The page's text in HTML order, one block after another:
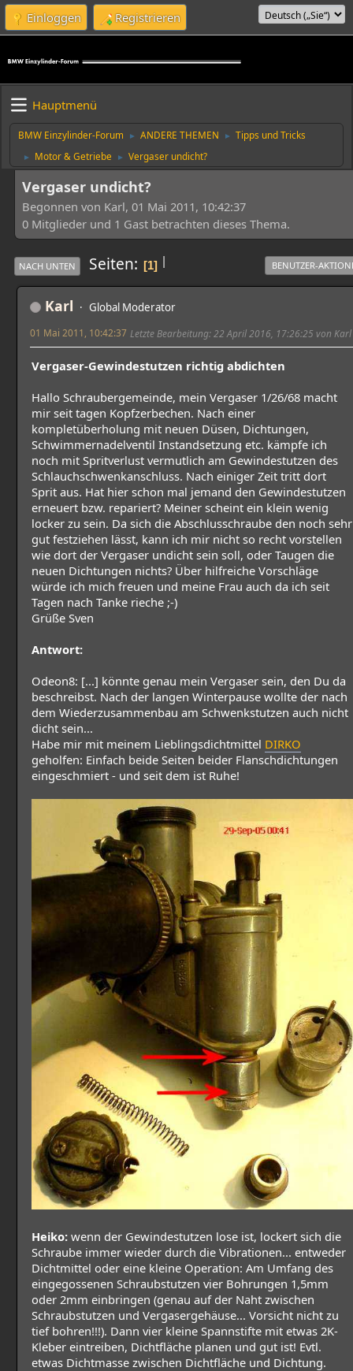
Einloggen Registrieren
Hauptmenü
BMW Einzylinder-Forum ► ANDERE THEMEN ► Tipps und Tricks
► Motor & Getriebe ► Vergaser undicht?
Vergaser undicht?
Begonnen von Karl, 01 Mai 2011, 10:42:37
0 Mitglieder und 1 Gast betrachten dieses Thema.
|
NACH UNTEN Seiten 1 BENUTZER-
Karl Global Moderator
01 Mai 2011, 10:42:37 Letzte Bearbeitung: 22 April 2016, 17:26:25 von Karl
Vergaser-Gewindestutzen richtig abdichten
Hallo Schraubergemeinde, mein Vergaser 1/26/68 macht
mir seit tagen Kopfzerbechen. Nach einer
kompletüberholung mit neuen Düsen, Dichtungen,
Schwimmernadelventil Instandsetzung etc. kämpfe ich
noch mit Spritverlust vermutlich am Gewindestutzen des
Schlauchschwenkanschluss. Nach einiger Zeit tritt dort
Sprit aus. Hat hier schon mal jemand den Gewindestutzen
erneuert bzw. repariert? Meiner scheint ein klein wenig
locker zu sein. Da sich die Abschlusschraube den noch sehr
gut festziehen lässt, kann ich mir nicht so recht vorstellen
wie dort der Vergaser undicht sein soll, oder Taugen die
neuen Dichtungen nichts? Über hilfreiche Vorschläge
würde ich mich freuen und meine Frau auch da ich seit
Tagen nach Tanke rieche ;-)
Grüße Sven
Antwort:
Odeon8: [...] könnte genau mein Vergaser sein, den Du da
beschreibst. Nach der langen Winterpause wollte der nach
dem Wiederzusammenbau am Schwenkstutzen auch nicht
dicht sein...
Habe mir mit meinem Lieblingsdichtmittel DIRKO
geholfen: Einfach beide Seiten beider Flanschdichtungen
eingeschmiert - und seit dem ist Ruhe!
Heiko: wenn der Gewindestutzen lose ist, lockert sich die
Schraube immer wieder durch die Vibrationen... entweder
Dichtmittel oder eine kleine Operation: Am Umfang des
eingegossenen Schraubstutzen vier Bohrungen 1,5mm
oder 2mm einbringen (genau auf der Naht zwischen
Schraubstutzen und Vergasergehäuse... Vorsicht nicht zu
tief bohren!!!). Dann vier kleine Spannstifte mit etwas 2K-
Kleber eintreiben, Dichtfläche planen und gut ist! Evtl.
etwas Dichtmasse zwischen Dichtfläche und Dichtung.